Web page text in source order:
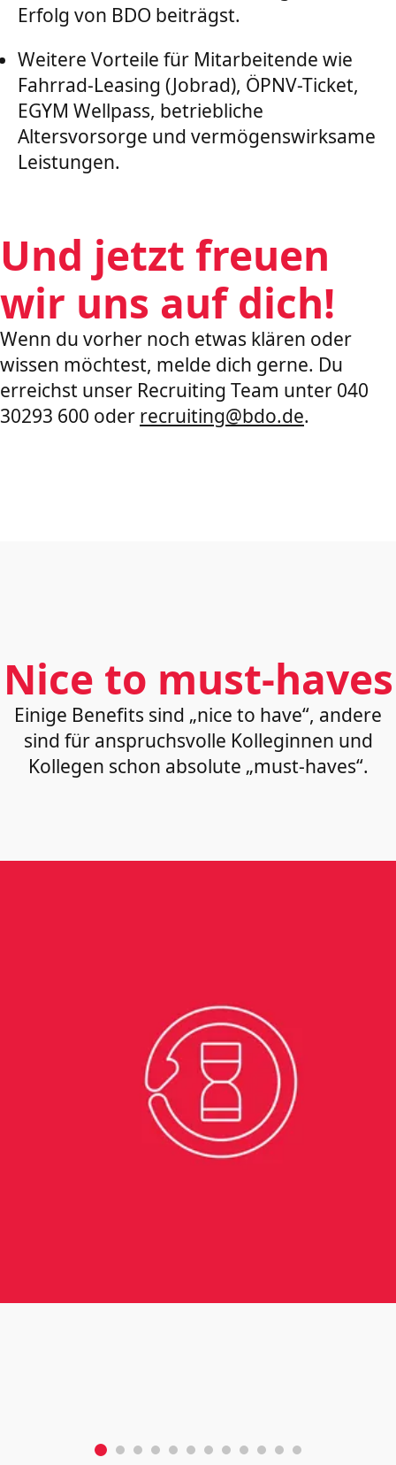
Erfolg von BDO beiträgst.
Weitere Vorteile für Mitarbeitende wie
Fahrrad-Leasing (Jobrad), ÖPNV-Ticket,
EGYM Wellpass, betriebliche
Altersvorsorge und vermögenswirksame
Leistungen.
Und jetzt freuen
wir uns auf dich!
Wenn du vorher noch etwas klären oder
wissen möchtest, melde dich gerne. Du
erreichst unser Recruiting Team unter 040
30293 600 oder recruiting@bdo.de.
Nice to must-haves
Einige Benefits sind „nice to have“, andere
sind für anspruchsvolle Kolleginnen und
Kollegen schon absolute „must-haves“.